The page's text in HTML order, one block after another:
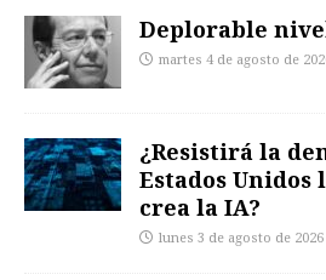
Deplorable
martes 4 de agosto de
¿Resistirá la
Estados Unidos
crea la IA?
lunes 3 de agosto de 2026